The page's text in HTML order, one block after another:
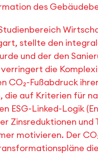
des
stellte den
und der den
die
CO₂-Fußabdruck
die auf Kriterien für
ESG-Linked-Logik
Zinsreduktionen und
motivieren. Der